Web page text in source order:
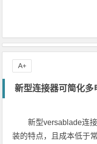
新型连接器可简化多
新型versablade连
装的特点，且成本低于
A+